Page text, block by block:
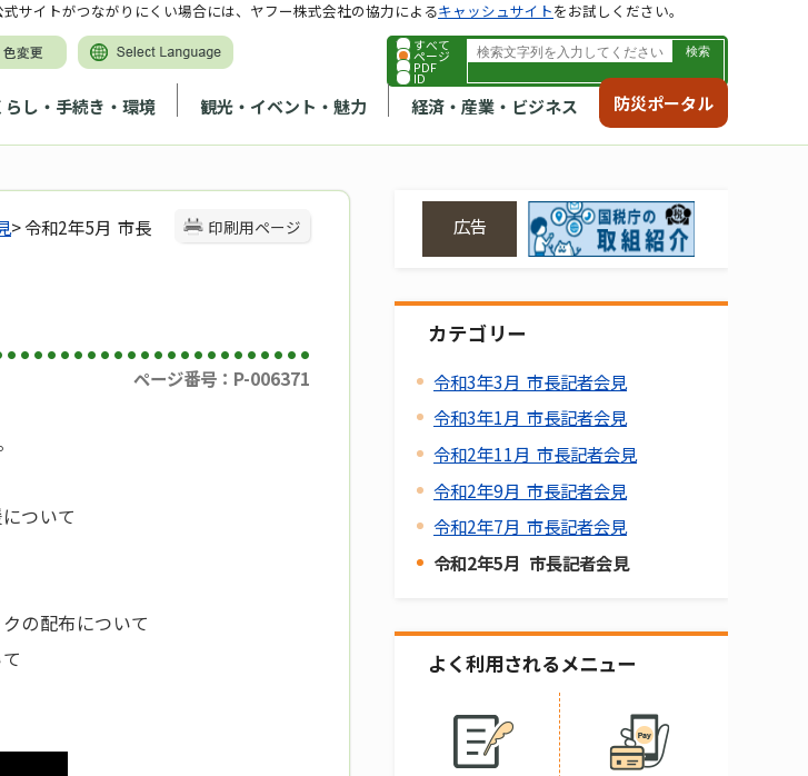
すべて
ページ
PDF
ID
らし・手続き・環境 観光・イベント・魅力 経済・産業・ビジネス 防災ポータル
式サイトがつながりにくい場合には、ヤフー株式会社の協力によるキャッシュサイトをお試しください。
印刷用ページ
> 令和2年5月 市長
ページ番号：P-006371
ついて
の配布について
広告
カテゴリー
令和3年3月 市長記者会見
令和3年1月 市長記者会見
令和2年11月 市長記者会見
令和2年9月 市長記者会見
令和2年7月 市長記者会見
令和2年5月 市長記者会見
よく利用されるメニュー